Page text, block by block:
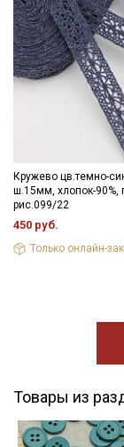
Кружево цв.темно-
ш.15мм, хлопок-90%,
рис.099/22
450 руб.
Только онлайн-
Товары из